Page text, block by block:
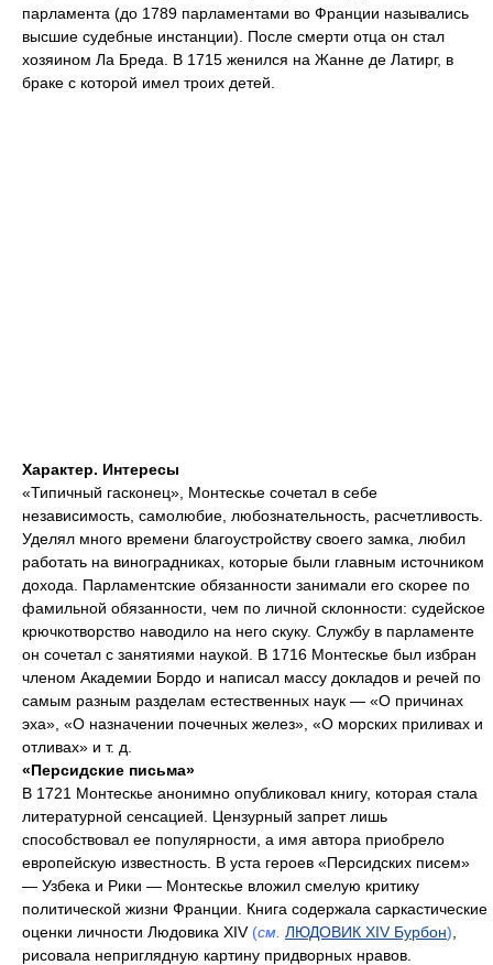
парламента (до 1789 парламентами во Франции назывались
высшие судебные инстанции). После смерти отца он стал
хозяином Ла Бреда. В 1715 женился на Жанне де Латирг, в
браке с которой имел троих детей.
Характер. Интересы
«Типичный гасконец», Монтескье сочетал в себе
независимость, самолюбие, любознательность, расчетливость.
Уделял много времени благоустройству своего замка, любил
работать на виноградниках, которые были главным источником
дохода. Парламентские обязанности занимали его скорее по
фамильной обязанности, чем по личной склонности: судейское
крючкотворство наводило на него скуку. Службу в парламенте
он сочетал с занятиями наукой. В 1716 Монтескье был избран
членом Академии Бордо и написал массу докладов и речей по
самым разным разделам естественных наук — «О причинах
эха», «О назначении почечных желез», «О морских приливах и
отливах» и т. д.
«Персидские письма»
В 1721 Монтескье анонимно опубликовал книгу, которая стала
литературной сенсацией. Цензурный запрет лишь
способствовал ее популярности, а имя автора приобрело
европейскую известность. В уста героев «Персидских писем»
— Узбека и Рики — Монтескье вложил смелую критику
политической жизни Франции. Книга содержала саркастические
оценки личности Людовика XIV (см. ЛЮДОВИК XIV Бурбон)
рисовала неприглядную картину придворных нравов.